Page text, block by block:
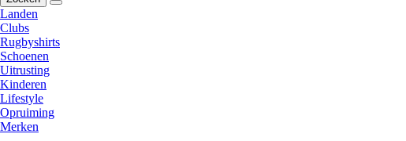
Landen
Clubs
Rugbyshirts
Schoenen
Uitrusting
Kinderen
Lifestyle
Opruiming
Merken